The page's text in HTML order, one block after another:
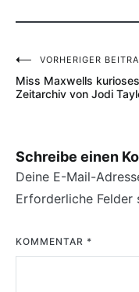
VORHERIGER
Miss Maxwells kurioses
Zeitarchiv von Jodi
Schreibe einen
Deine E-Mail-
Erforderliche Felder
KOMMENTAR *